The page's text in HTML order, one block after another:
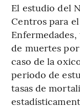
El estudio del
Centros para
de muertes
caso de la
periodo de
tasas de